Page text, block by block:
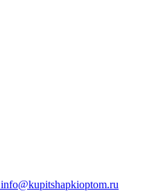
info@kupitshapkioptom.ru